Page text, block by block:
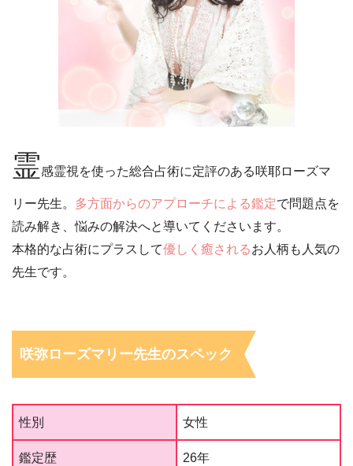
霊感霊視を使った総合占術に定評のある咲耶ローズマ
リー先生。 多方面からのアプローチによる鑑定で問題点を
読み解き、悩みの解決へと導いてくださいます。
本格的な占術にプラスして優しく癒されるお人柄も人気の
先生です。
咲弥ローズマリー先生のスペック
性別 女性
鑑定歴 26年